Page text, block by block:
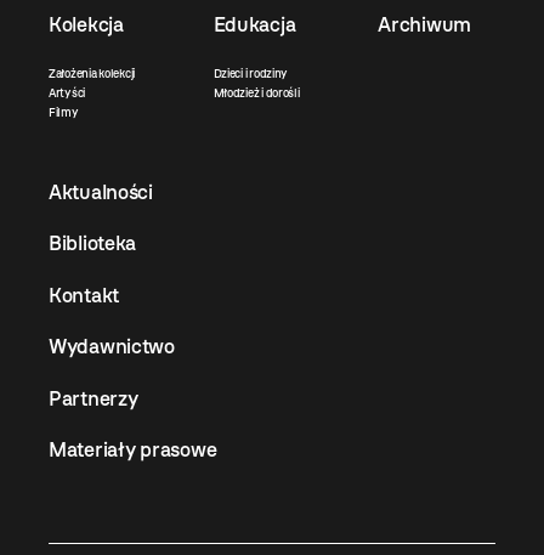
Kolekcja
Założenia kolekcji
Artyści
Filmy
Edukacja
Dzieci i rodziny
Młodzież i dorośli
Archiwum
Aktualności
Biblioteka
Kontakt
Wydawnictwo
Partnerzy
Materiały prasowe